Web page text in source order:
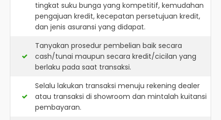
tingkat suku bunga yang kompetitif, kemudahan
pengajuan kredit, kecepatan persetujuan kredit,
dan jenis asuransi yang didapat.
Tanyakan prosedur pembelian baik secara
cash/tunai maupun secara kredit/cicilan yang
berlaku pada saat transaksi.
Selalu lakukan transaksi menuju rekening dealer
atau transaksi di showroom dan mintalah kuitansi
pembayaran.